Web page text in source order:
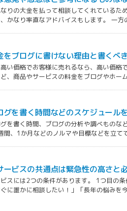
りの大金を払って相談してくれているた
かなり率直なアドバイスもします。 一方
をブログに書けない理由と書くべ
い価格でお客様に売れるなら、高い価格
、商品やサービスの料金をブログやホー
グを書く時間などのスケジュール
グを書く時間、ブログの分析や調べもの
間、1か月などのノルマや目標などを立て
ービスの共通点は緊急性の高さと
スには2つの条件があります。 1つ目の
に誰かに相談したい！」「長年の悩みを